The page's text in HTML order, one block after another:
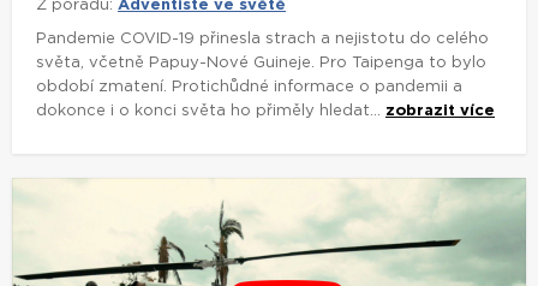
Z pořadu: Adventisté ve světě
Pandemie COVID-19 přinesla strach a nejistotu do celého
světa, včetně Papuy-Nové Guineje. Pro Taipenga to bylo
období zmatení. Protichůdné informace o pandemii a
dokonce i o konci světa ho přiměly hledat... zobrazit více